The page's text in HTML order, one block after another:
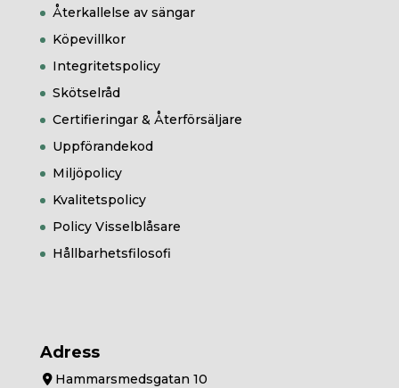
Återkallelse av sängar
Köpevillkor
Integritetspolicy
Skötselråd
Certifieringar & Återförsäljare
Uppförandekod
Miljöpolicy
Kvalitetspolicy
Policy Visselblåsare
Hållbarhetsfilosofi
Adress
Hammarsmedsgatan 10